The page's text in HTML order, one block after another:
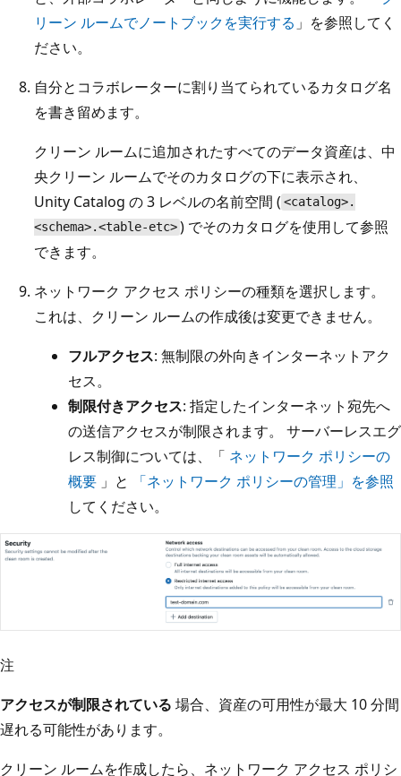
リーン ルームでノートブックを実行する 」を参照してく
ださい。
自分とコラボレーターに割り当てられているカタログ名
を書き留めます。
クリーン ルームに追加されたすべてのデータ資産は、中
央クリーン ルームでそのカタログの下に表示され、
Unity Catalog の 3 レベルの名前空間 ( <catalog>.
<schema>.<table-etc>) でそのカタログを使用して参照
できます。
ネットワーク アクセス ポリシーの種類を選択します。
これは、クリーン ルームの作成後は変更できません。
フルアクセス: 無制限の外向きインターネットアク
セス。
制限付きアクセス: 指定したインターネット宛先へ
の送信アクセスが制限されます。 サーバーレスエグ
レス制御については、「 ネットワーク ポリシーの
概要 」と
「ネットワーク ポリシーの管理」を参照
してください。
注
アクセスが制限されている 場合、資産の可用性が最大 10 分間
遅れる可能性があります。
クリーン ルームを作成したら、ネットワーク アクセス ポリシ